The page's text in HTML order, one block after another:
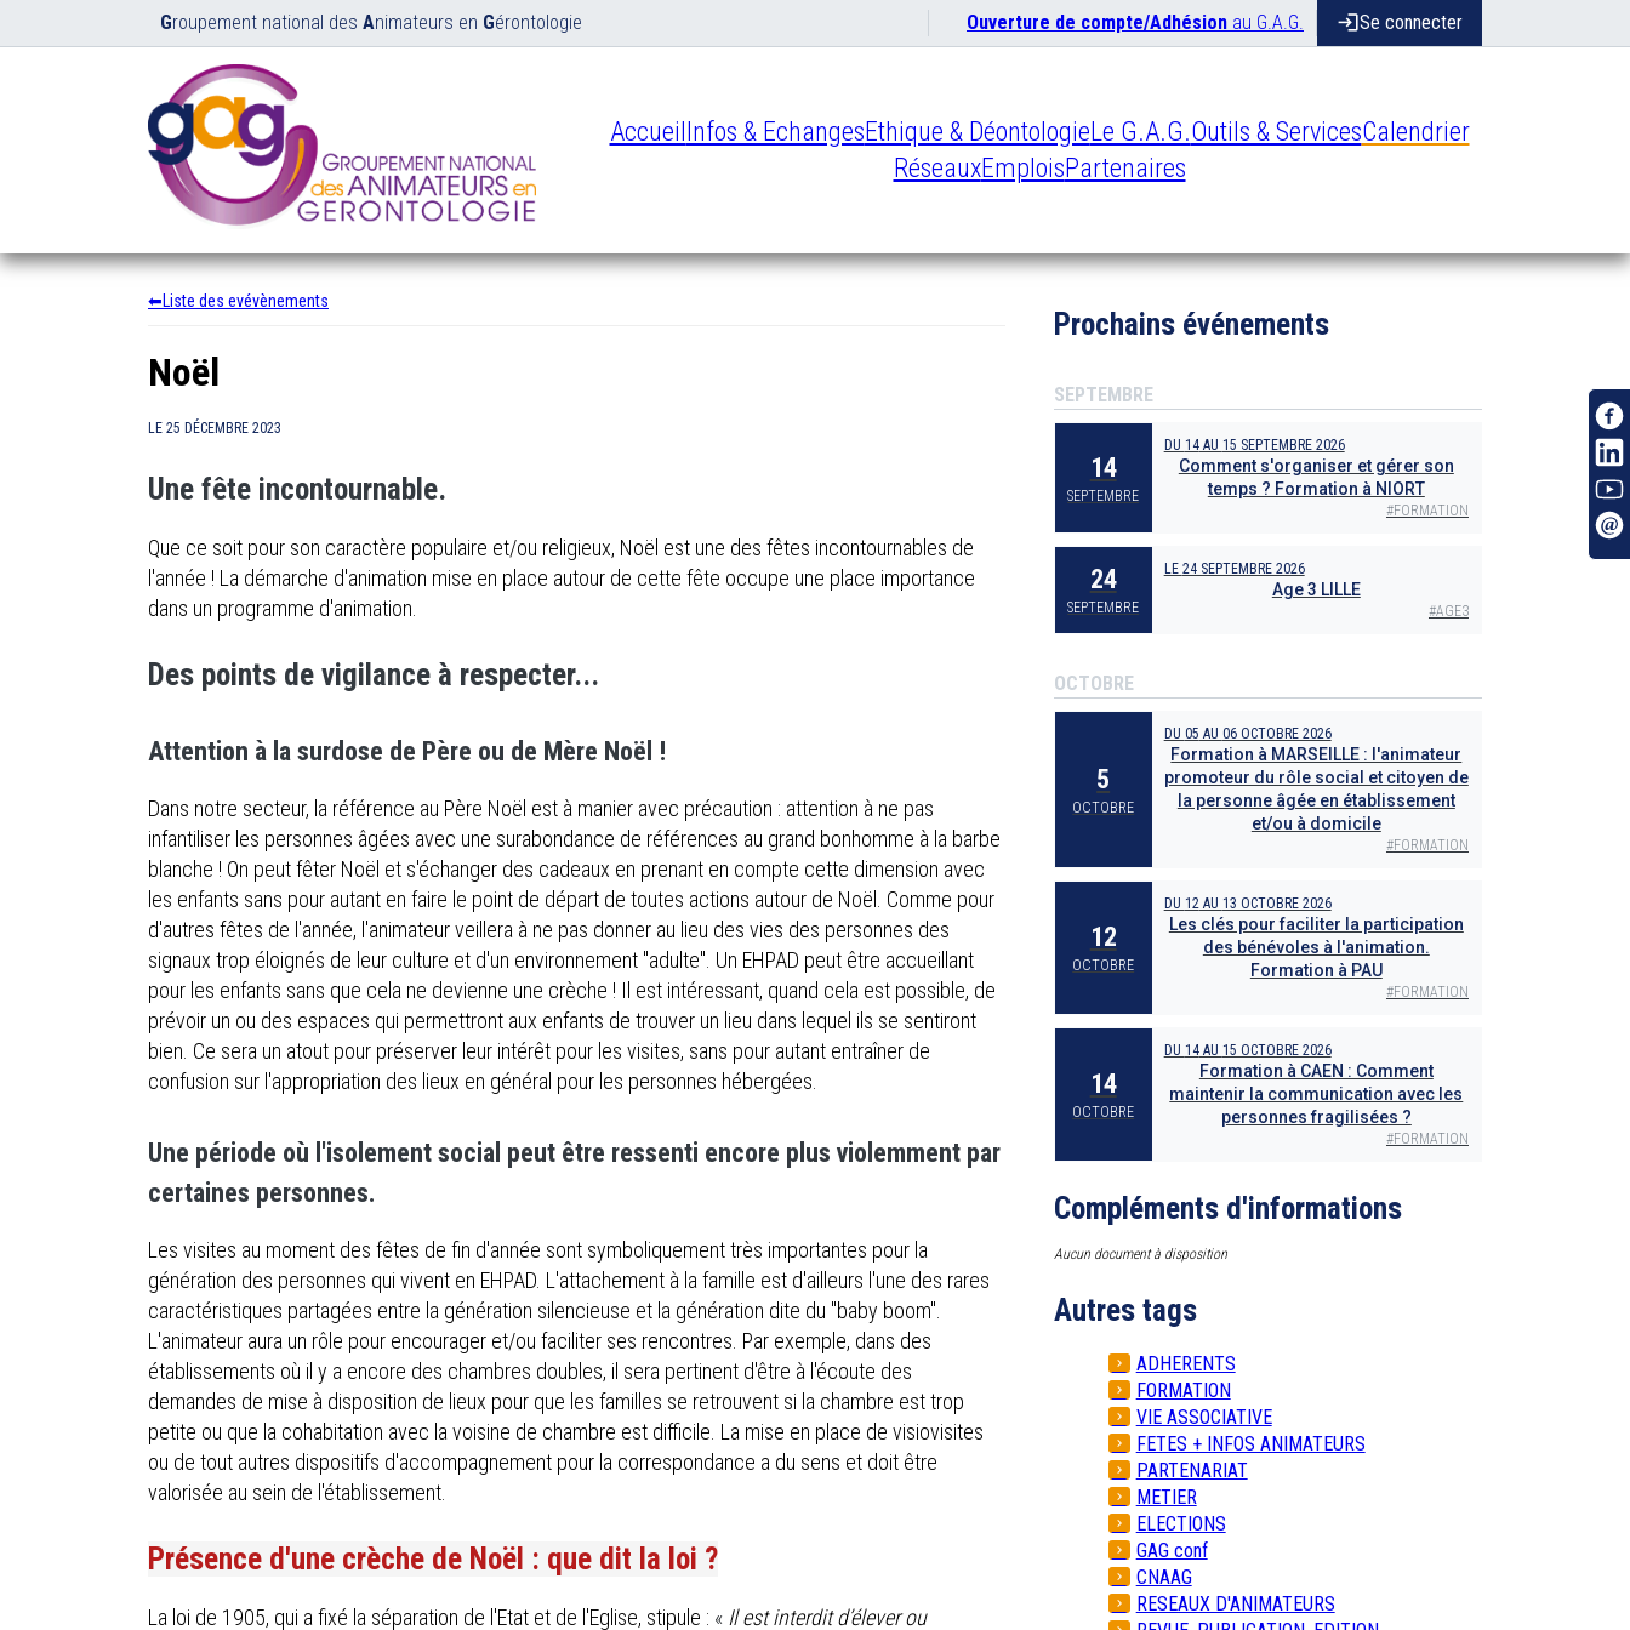
Groupement national des Animateurs en Gérontologie Ouverture de compte/Adhésion au G.A.G. loginSe connecter
AccueilInfos & EchangesEthique & DéontologieLe G.A.G.Outils & ServicesCalendrier
RéseauxEmploisPartenaires
Liste des evévènements
Noël
LE 25 DÉCEMBRE 2023
Une fête incontournable.
Que ce soit pour son caractère populaire et/ou religieux, Noël est une des fêtes incontournables de
l'année ! La démarche d'animation mise en place autour de cette fête occupe une place importance
dans un programme d'animation.
Des points de vigilance à respecter...
Attention à la surdose de Père ou de Mère Noël !
Dans notre secteur, la référence au Père Noël est à manier avec précaution : attention à ne pas
infantiliser les personnes âgées avec une surabondance de références au grand bonhomme à la barbe
blanche ! On peut fêter Noël et s'échanger des cadeaux en prenant en compte cette dimension avec
les enfants sans pour autant en faire le point de départ de toutes actions autour de Noël. Comme pour
d'autres fêtes de l'année, l'animateur veillera à ne pas donner au lieu des vies des personnes des
signaux trop éloignés de leur culture et d'un environnement "adulte". Un EHPAD peut être accueillant
pour les enfants sans que cela ne devienne une crèche ! Il est intéressant, quand cela est possible, de
prévoir un ou des espaces qui permettront aux enfants de trouver un lieu dans lequel ils se sentiront
bien. Ce sera un atout pour préserver leur intérêt pour les visites, sans pour autant entraîner de
confusion sur l'appropriation des lieux en général pour les personnes hébergées.
Une période où l'isolement social peut être ressenti encore plus violemment par
certaines personnes.
Les visites au moment des fêtes de fin d'année sont symboliquement très importantes pour la
génération des personnes qui vivent en EHPAD. L'attachement à la famille est d'ailleurs l'une des rares
caractéristiques partagées entre la génération silencieuse et la génération dite du "baby boom".
L'animateur aura un rôle pour encourager et/ou faciliter ses rencontres. Par exemple, dans des
établissements où il y a encore des chambres doubles, il sera pertinent d'être à l'écoute des
demandes de mise à disposition de lieux pour que les familles se retrouvent si la chambre est trop
petite ou que la cohabitation avec la voisine de chambre est difficile. La mise en place de visiovisites
ou de tout autres dispositifs d'accompagnement pour la correspondance a du sens et doit être
valorisée au sein de l'établissement.
Présence d'une crèche de Noël : que dit la loi ?
La loi de 1905, qui a fixé la séparation de l'Etat et de l'Eglise, stipule : « Il est interdit d’élever ou
Prochains événements
SEPTEMBRE
14
SEPTEMBRE
DU 14AU 15 SEPTEMBRE 2026
Comment s'organiser et gérer son
temps ? Formation à NIORT
#FORMATION
24
SEPTEMBRE
LE 24 SEPTEMBRE 2026
Age 3 LILLE
#AGE3
OCTOBRE
5
OCTOBRE
DU 05 AU 06 OCTOBRE 2026
Formation à MARSEILLE : l'animateur
promoteur du rôle social et citoyen de
la personne âgée en établissement
et/ou à domicile
#FORMATION
12
OCTOBRE
DU 12 AU 13 OCTOBRE 2026
Les clés pour faciliter la participation
des bénévoles à l'animation.
Formation à PAU
#FORMATION
14
OCTOBRE
DU 14AU 15 OCTOBRE 2026
Formation à CAEN : Comment
maintenir la communication avec les
personnes fragilisées ?
#FORMATION
Compléments d'informations
Aucun document à disposition
Autres tags
ADHERENTS
FORMATION
VIE ASSOCIATIVE
FETES + INFOS ANIMATEURS
PARTENARIAT
METIER
ELECTIONS
GAG conf
CNAAG
RESEAUX D'ANIMATEURS